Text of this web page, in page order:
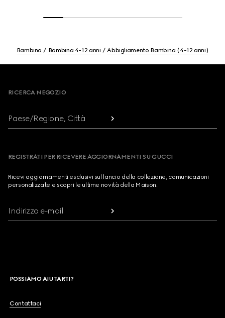
Bambino Bambina 4-12 anni Abbigliamento Bambina (4-12 anni)
RICERCA NEGOZIO
Paese/Regione, Città
REGISTRATI PER RICEVERE AGGIORNAMENTI SU GUCCI
Ricevi aggiornamenti esclusivi sul lancio della collezione, comunicazioni
personalizzate e scopri le ultime novità della Maison.
Indirizzo e-mail
POSSIAMO AIUTARTI?
Contattaci